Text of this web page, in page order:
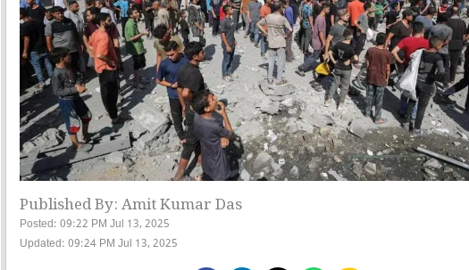
Published By: Amit Kumar Das
Posted: 09:22 PM Jul 13, 2025
Updated: 09:24 PM Jul 13, 2025